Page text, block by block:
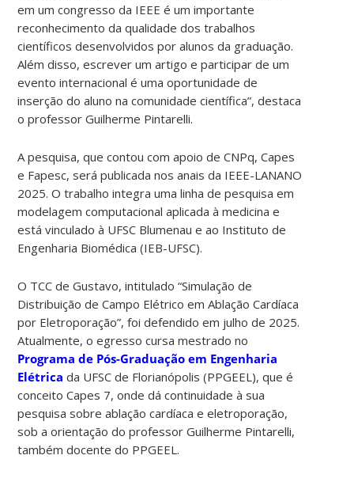
em um congresso da IEEE é um importante
reconhecimento da qualidade dos trabalhos
científicos desenvolvidos por alunos da graduação.
Além disso, escrever um artigo e participar de um
evento internacional é uma oportunidade de
inserção do aluno na comunidade científica”, destaca
o professor Guilherme Pintarelli.
A pesquisa, que contou com apoio de CNPq, Capes
e Fapesc, será publicada nos anais da IEEE-LANANO
2025. O trabalho integra uma linha de pesquisa em
modelagem computacional aplicada à medicina e
está vinculado à UFSC Blumenau e ao Instituto de
Engenharia Biomédica (IEB-UFSC).
O TCC de Gustavo, intitulado “Simulação de
Distribuição de Campo Elétrico em Ablação Cardíaca
por Eletroporação”, foi defendido em julho de 2025.
Atualmente, o egresso cursa mestrado no
Programa de Pós-Graduação em Engenharia
Elétrica da UFSC de Florianópolis (PPGEEL), que é
conceito Capes 7, onde dá continuidade à sua
pesquisa sobre ablação cardíaca e eletroporação,
sob a orientação do professor Guilherme Pintarelli,
também docente do PPGEEL.